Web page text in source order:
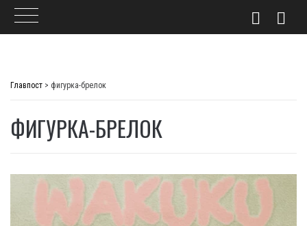
Главпост > фигурка-брелок
ФИГУРКА-БРЕЛОК